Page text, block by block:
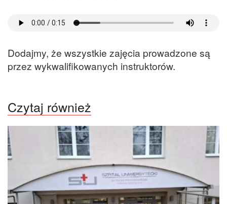
Dodajmy, że wszystkie zajęcia prowadzone są
przez wykwalifikowanych instruktorów.
Czytaj również